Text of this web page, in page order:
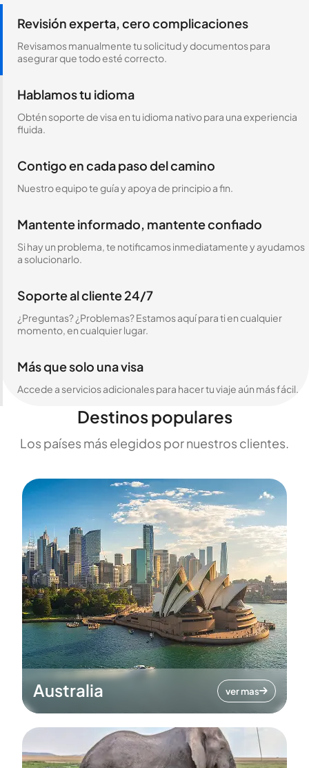
Revisión experta, cero complicaciones
Revisamos manualmente tu solicitud y documentos para
asegurar que todo esté correcto.
Hablamos tu idioma
Obtén soporte de visa en tu idioma nativo para una experiencia
fluida.
Contigo en cada paso del camino
Nuestro equipo te guía y apoya de principio a fin.
Mantente informado, mantente confiado
Si hay un problema, te notificamos inmediatamente y ayudamos
a solucionarlo.
Soporte al cliente 24/7
¿Preguntas? ¿Problemas? Estamos aquí para ti en cualquier
momento, en cualquier lugar.
Más que solo una visa
Accede a servicios adicionales para hacer tu viaje aún más fácil.
Destinos populares
Los países más elegidos por nuestros clientes.
Australia ver mas